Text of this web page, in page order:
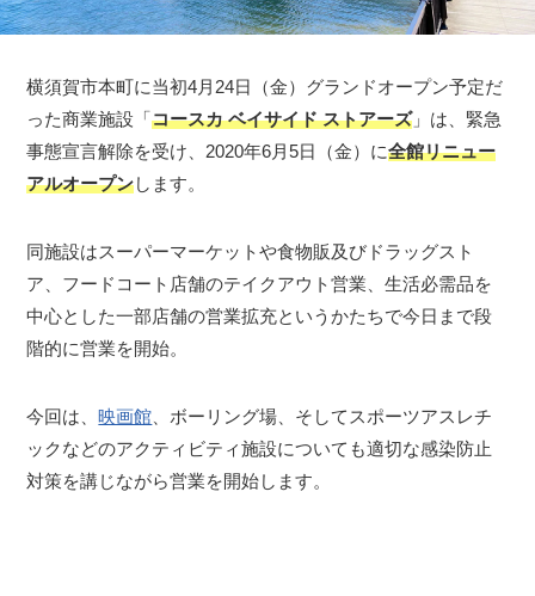
横須賀市本町に当初4月24日（金）グランドオープン予定だ
った商業施設「コースカ ベイサイド ストアーズ」は、緊急
事態宣言解除を受け、2020年6月5日（金）に全館リニュー
アルオープンします。
同施設はスーパーマーケットや食物販及びドラッグスト
ア、フードコート店舗のテイクアウト営業、生活必需品を
中心とした一部店舗の営業拡充というかたちで今日まで段
階的に営業を開始。
今回は、映画館 、ボーリング場、そしてスポーツアスレチ
ックなどのアクティビティ施設についても適切な感染防止
対策を講じながら営業を開始します。